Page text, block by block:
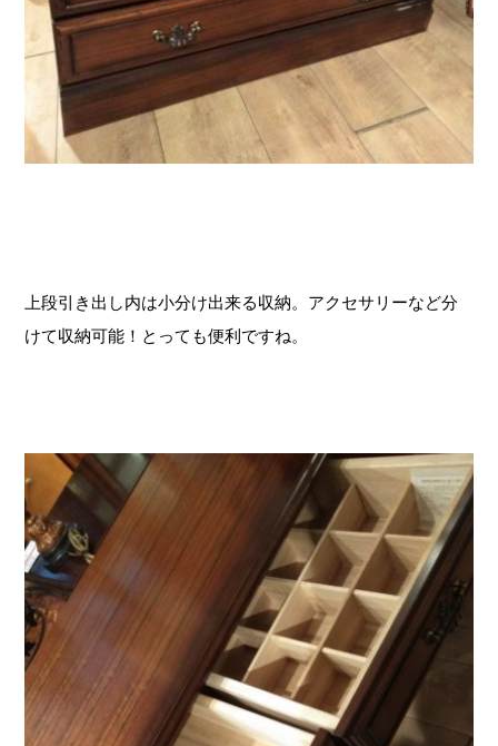
上段引き出し内は小分け出来る収納。アクセサリーなど分
けて収納可能！とっても便利ですね。